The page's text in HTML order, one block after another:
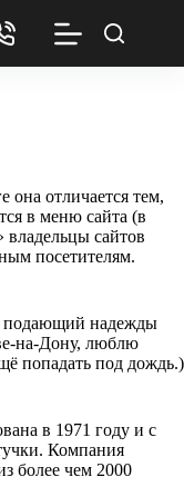
она отличается тем,
в меню сайта (в
сайтов
посетителям.
подающий надежды
на-Дону, люблю
попадать под дождь.)
в 1971 году и с
Компания
более чем 2000